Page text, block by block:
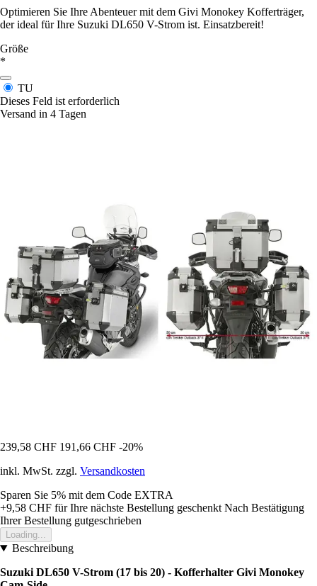
Optimieren Sie Ihre Abenteuer mit dem Givi Monokey Kofferträger,
der ideal für Ihre Suzuki DL650 V-Strom ist. Einsatzbereit!
Größe
*
TU
Dieses Feld ist erforderlich
Versand in 4 Tagen
239,58 CHF 191,66 CHF -20%
inkl. MwSt. zzgl. Versandkosten
Sparen Sie 5% mit dem Code EXTRA
+9,58 CHF für Ihre nächste Bestellung geschenkt Nach Bestätigung
Ihrer Bestellung gutgeschrieben
Loading...
Beschreibung
Suzuki DL650 V-Strom (17 bis 20) - Kofferhalter Givi Monokey